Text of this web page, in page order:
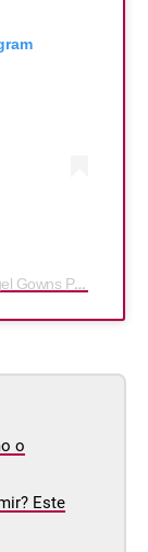
Uma publicação compartilhada por The Angel Gowns Project (@theangelgownsproject)
o
Este